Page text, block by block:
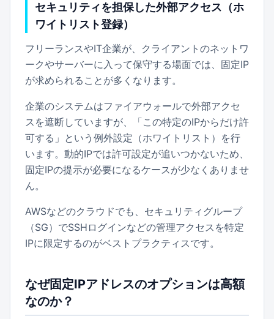
セキュリティを担保した外部アクセス（ホ
ワイトリスト登録）
フリーランスやIT企業が、クライアントのネットワ
ークやサーバーに入って保守する場面では、固定IP
が求められることが多くなります。
企業のシステムはファイアウォールで外部アクセ
スを遮断していますが、「この特定のIPからだけ許
可する」という例外設定（ホワイトリスト）を行
います。動的IPでは許可設定が追いつかないため、
固定IPの提示が必要になるケースが少なくありませ
ん。
AWSなどのクラウドでも、セキュリティグループ
（SG）でSSHログインなどの管理アクセスを特定
IPに限定するのがベストプラクティスです。
なぜ固定IPアドレスのオプションは高額
なのか？